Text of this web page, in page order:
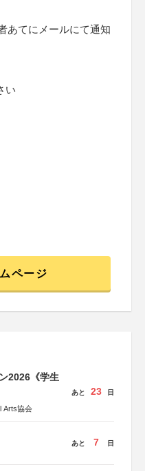
あてにメールにて通知
い
ページ
2026《学生
Arts協会
あと 23 日
あと 7 日